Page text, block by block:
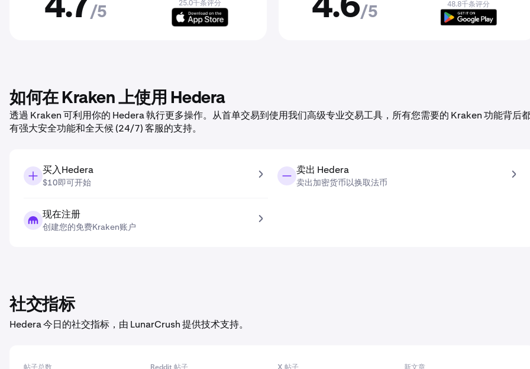
4.7 /5
25.0千条评分 4.6/5
48.8千条评分
如何在 Kraken 上使用 Hedera
透過 Kraken 可利用你的 Hedera 執行更多操作。从首单交易到使用我们高级专业交易工具，所有您需要的 Kraken 功能背后
有强大安全功能和全天候 (24/7) 客服的支持。
买入Hedera
$10即可开始
卖出 Hedera
卖出加密货币以换取法币
现在注册
创建您的免费Kraken账户
社交指标
Hedera 今日的社交指标，由 LunarCrush 提供技术支持。